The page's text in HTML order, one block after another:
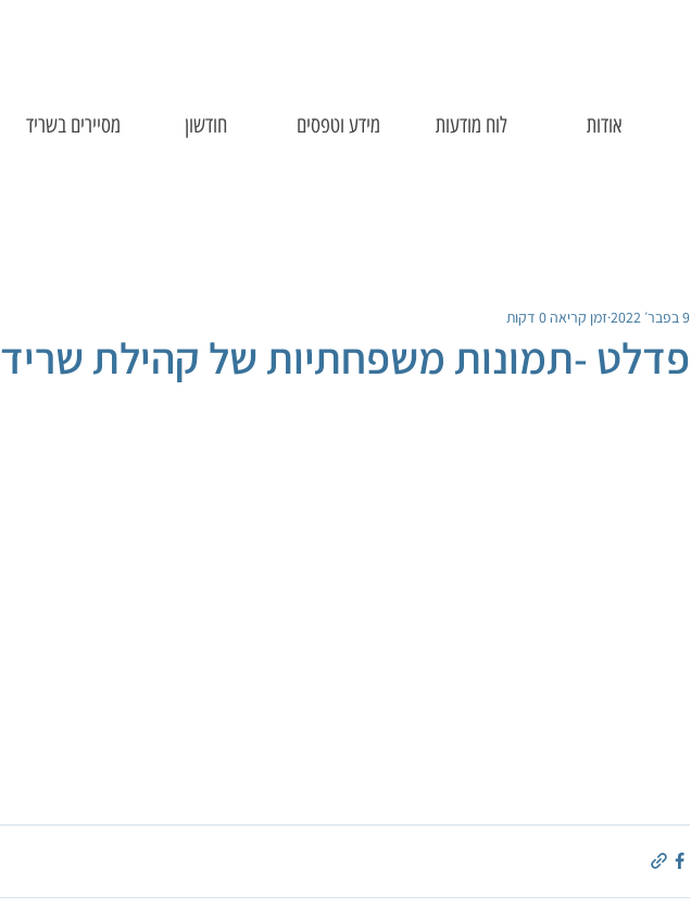
אודות לוח מודעות מידע וטפסים חודשון מסיירים בשריד
פדלט -תמונות משפחתיות של קהילת שריד
9 בפבר׳ 2022 זמן קריאה 0 דקות